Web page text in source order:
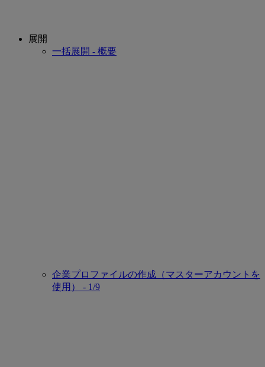
展開
一括展開 - 概要
企業プロファイルの作成（マスターアカウントを
使用） - 1/9